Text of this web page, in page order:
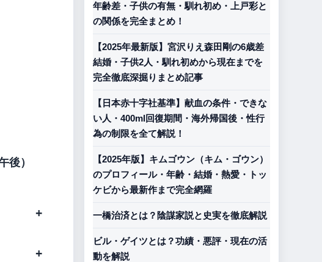
後）
年齢差・子供の有無・馴れ初め・上戸彩と
の関係を完全まとめ！
【2025年最新版】宮沢りえ森田剛の6歳差
結婚・子供2人・馴れ初めから現在までを
完全徹底深掘りまとめ記事
【日本赤十字社基準】献血の条件・できな
い人・400ml回復期間・海外帰国後・性行
為の制限を全て解説！
【2025年版】キムゴウン（キム・ゴウン）
のプロフィール・年齢・結婚・熱愛・トッ
ケビから最新作まで完全網羅
一橋治済とは？陰謀家説と史実を徹底解説
ビル・ゲイツとは？功績・悪評・現在の活
動を解説